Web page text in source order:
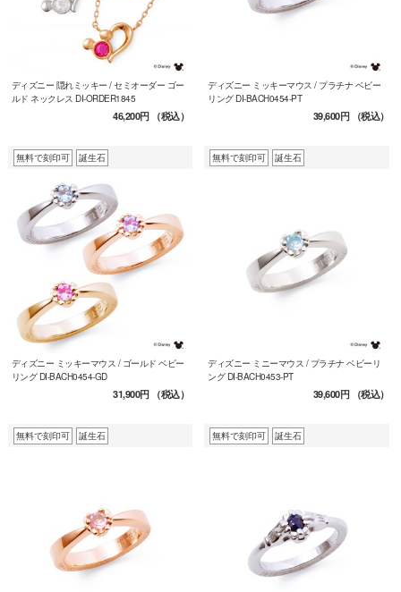
ディズニー 隠れミッキー / セミオーダー ゴー
ルド ネックレス DI-ORDER1845
46,200円（税込）
ディズニー ミッキーマウス / プラチナ ベビー
リング DI-BACH0454-PT
39,600円（税込）
無料で刻印可 誕生石
ディズニー ミッキーマウス / ゴールド ベビー
リング DI-BACH0454-GD
31,900円（税込）
無料で刻印可 誕生石
ディズニー ミニーマウス / プラチナ ベビーリ
ング DI-BACH0453-PT
39,600円（税込）
無料で刻印可 誕生石 無料で刻印可 誕生石